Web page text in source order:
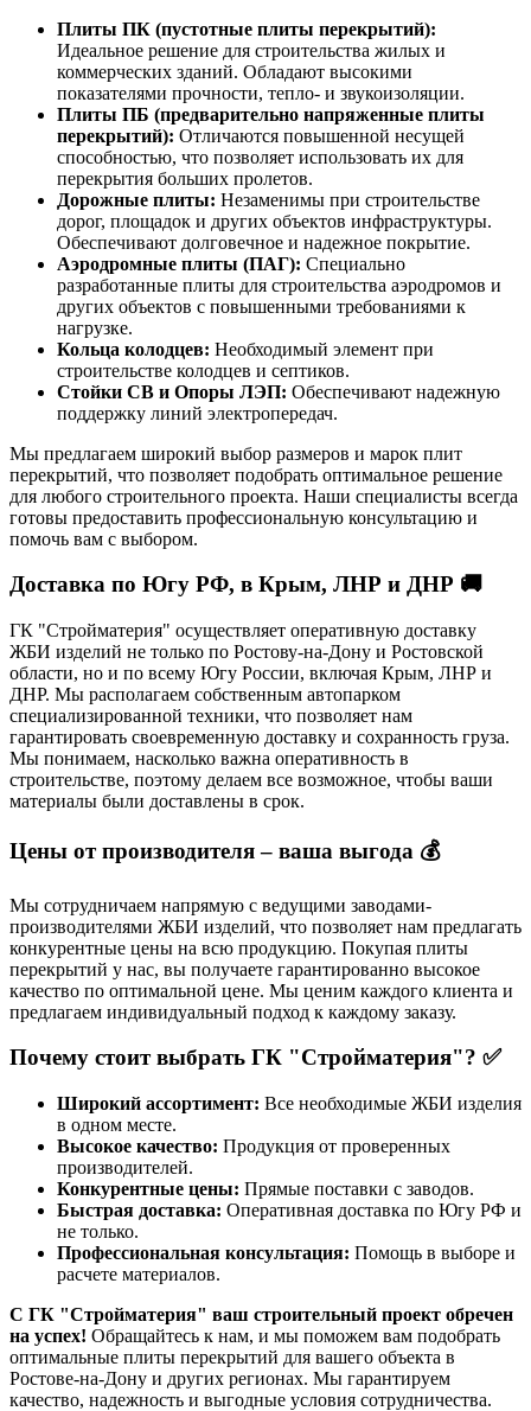
Плиты ПК (пустотные плиты перекрытий):
Идеальное решение для строительства жилых и
коммерческих зданий. Обладают высокими
показателями прочности, тепло- и звукоизоляции.
Плиты ПБ (предварительно напряженные плиты
перекрытий): Отличаются повышенной несущей
способностью, что позволяет использовать их для
перекрытия больших пролетов.
Дорожные плиты: Незаменимы при строительстве
дорог, площадок и других объектов инфраструктуры.
Обеспечивают долговечное и надежное покрытие.
Аэродромные плиты (ПАГ): Специально
разработанные плиты для строительства аэродромов и
других объектов с повышенными требованиями к
нагрузке.
Кольца колодцев: Необходимый элемент при
строительстве колодцев и септиков.
Стойки СВ и Опоры ЛЭП: Обеспечивают надежную
поддержку линий электропередач.
Мы предлагаем широкий выбор размеров и марок плит
перекрытий, что позволяет подобрать оптимальное решение
для любого строительного проекта. Наши специалисты всегда
готовы предоставить профессиональную консультацию и
помочь вам с выбором.
Доставка по Югу РФ, в Крым, ЛНР и ДНР 🚚
ГК "Стройматерия" осуществляет оперативную доставку
ЖБИ изделий не только по Ростову-на-Дону и Ростовской
области, но и по всему Югу России, включая Крым, ЛНР и
ДНР. Мы располагаем собственным автопарком
специализированной техники, что позволяет нам
гарантировать своевременную доставку и сохранность груза.
Мы понимаем, насколько важна оперативность в
строительстве, поэтому делаем все возможное, чтобы ваши
материалы были доставлены в срок.
Цены от производителя – ваша выгода 💰
Мы сотрудничаем напрямую с ведущими заводами-
производителями ЖБИ изделий, что позволяет нам предлагать
конкурентные цены на всю продукцию. Покупая плиты
перекрытий у нас, вы получаете гарантированно высокое
качество по оптимальной цене. Мы ценим каждого клиента и
предлагаем индивидуальный подход к каждому заказу.
Почему стоит выбрать ГК "Стройматерия"? ✅
Широкий ассортимент: Все необходимые ЖБИ изделия
в одном месте.
Высокое качество: Продукция от проверенных
производителей.
Конкурентные цены: Прямые поставки с заводов.
Быстрая доставка: Оперативная доставка по Югу РФ и
не только.
Профессиональная консультация: Помощь в выборе и
расчете материалов.
С ГК "Стройматерия" ваш строительный проект обречен
на успех! Обращайтесь к нам, и мы поможем вам подобрать
оптимальные плиты перекрытий для вашего объекта в
Ростове-на-Дону и других регионах. Мы гарантируем
качество, надежность и выгодные условия сотрудничества.